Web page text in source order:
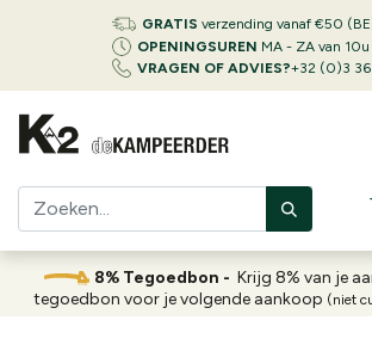
GRATIS verzending vanaf €50
OPENINGSUREN MA - ZA van
VRAGEN OF ADVIES?+32 (0)3
8% Tegoedbon - Krijg 8% van je
tegoedbon voor je volgende aankoop (niet